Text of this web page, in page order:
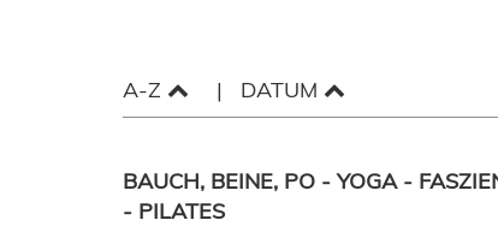
A-Z DATUM
BAUCH, BEINE, PO - YOGA -
- PILATES